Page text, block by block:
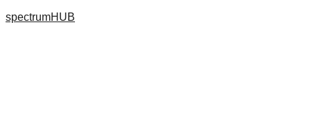
spectrumHUB